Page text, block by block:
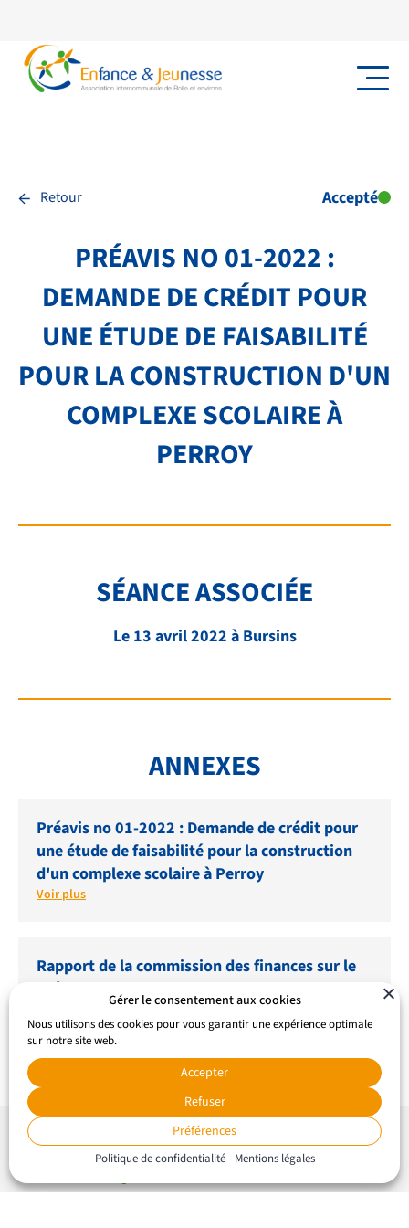
NOS PRESTATIONS
TRANSPORTS
FAQ
← Retour Accepté
PRÉAVIS NO 01-2022 :
DEMANDE DE CRÉDIT POUR
UNE ÉTUDE DE FAISABILITÉ
POUR LA CONSTRUCTION D'UN
COMPLEXE SCOLAIRE À
PERROY
SÉANCE ASSOCIÉE
Le 13 avril 2022 à Bursins
ANNEXES
Préavis no 01-2022 : Demande de crédit pour
une étude de faisabilité pour la construction
d'un complexe scolaire à Perroy
Voir plus
Rapport de la commission des finances sur le
préavis no 01/2022Gérer le consentement aux cookies
Nous utilisons des cookies pour vous garantir une expérience optimale
sur notre site web.
Accepter
Refuser
Préférences
Politique de confidentialité Mentions légales